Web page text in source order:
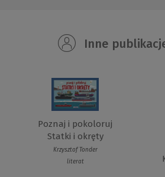
Inne
Poznaj i pokoloruj
Statki i okręty
Krzysztof Tonder
literat